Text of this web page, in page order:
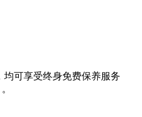
均可享受终身免费保养服务